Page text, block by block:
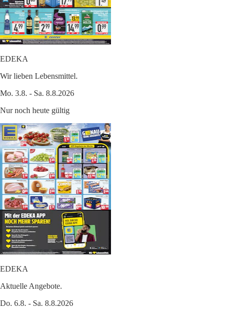
EDEKA
Wir lieben Lebensmittel.
Mo. 3.8. - Sa. 8.8.2026
Nur noch heute gültig
EDEKA
Aktuelle Angebote.
Do. 6.8. - Sa. 8.8.2026